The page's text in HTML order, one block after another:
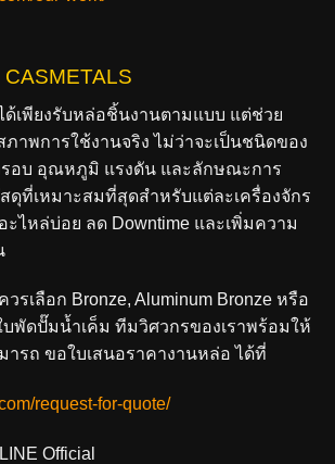
ด้เพียงรับหล่อชิ้นงานตามแบบ แต่ช่วย
ภาพการใช้งานจริง ไม่ว่าจะเป็นชนิดของ
รอบ อุณหภูมิ แรงดัน และลักษณะการ
ดุที่เหมาะสมที่สุดสำหรับแต่ละเครื่องจักร
ะไหล่บ่อย ลด Downtime และเพิ่มความ
รเลือก Bronze, Aluminum Bronze หรือ
บพัดปั๊มน้ำเค็ม ทีมวิศวกรของเราพร้อมให้
ารถ ขอใบเสนอราคางานหล่อ ได้ที่
request-for-quote/
Official